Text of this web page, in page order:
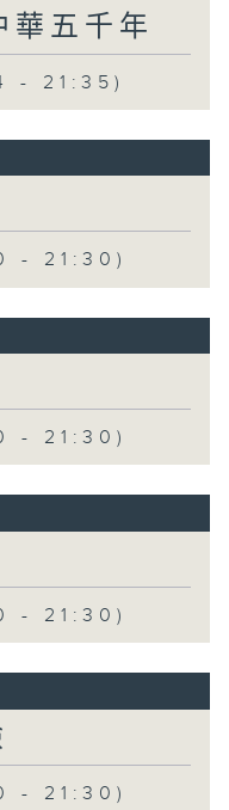
華五千年
- 21:35)
- 21:30)
- 21:30)
- 21:30)
- 21:30)